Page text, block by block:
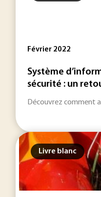
Février 2022
Système
sécurité : un
Découvrez comment
Livre blanc